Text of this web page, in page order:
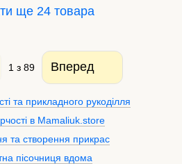
ще 24 товара
1 з 89 Вперед
та прикладного рукоділля
в Mamaliuk.store
та створення прикрас
пісочниця вдома